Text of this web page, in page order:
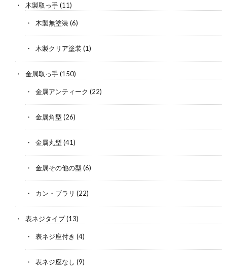
木製取っ手(11)
木製無塗装 (6)
木製クリア塗装 (1)
金属取っ手(150)
金属アンティーク (22)
金属角型 (26)
金属丸型 (41)
金属その他の型 (6)
カン・ブラリ (22)
表ネジタイプ(13)
表ネジ座付き (4)
表ネジ座なし (9)